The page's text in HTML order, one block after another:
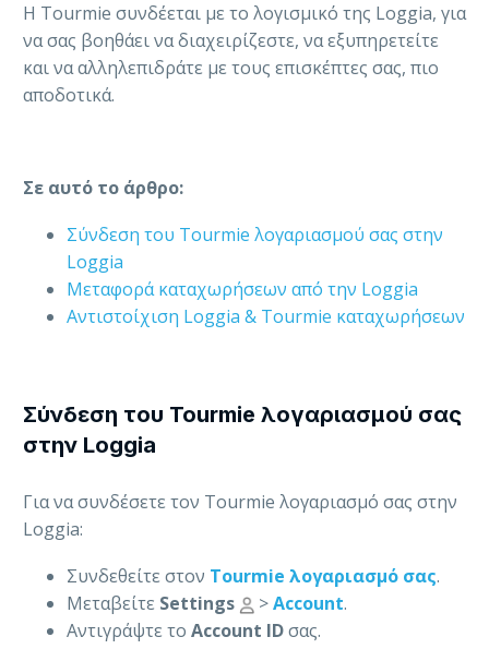
H Tourmie συνδέεται με το λογισμικό της Loggia, για
να σας βοηθάει να διαχειρίζεστε, να εξυπηρετείτε
και να αλληλεπιδράτε με τους επισκέπτες σας, πιο
αποδοτικά.
Σε αυτό το άρθρο:
Σύνδεση του Tourmie λογαριασμού σας στην
Loggia
Μεταφορά καταχωρήσεων από την Loggia
Αντιστοίχιση Loggia & Tourmie καταχωρήσεων
Σύνδεση του Tourmie λογαριασμού σας
στην Loggia
Για να συνδέσετε τον Tourmie λογαριασμό σας στην
Loggia:
Συνδεθείτε στον Tourmie λογαριασμό σας.
Μεταβείτε Settings >Account.
Αντιγράψτε το Account IDσας.